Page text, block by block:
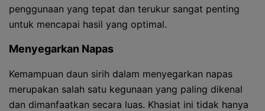
penggunaan yang tepat dan terukur sangat penting
untuk mencapai hasil yang optimal.
Menyegarkan Napas
Kemampuan daun sirih dalam menyegarkan napas
merupakan salah satu kegunaan yang paling dikenal
dan dimanfaatkan secara luas. Khasiat ini tidak hanya